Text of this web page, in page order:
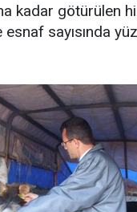
kadar götürülen
esnaf sayısında